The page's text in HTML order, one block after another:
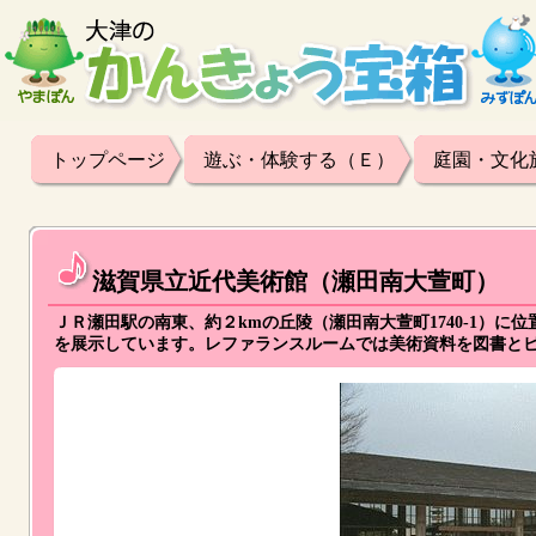
トップページ 遊ぶ・体験する（Ｅ） 庭園・文化
滋賀県立近代美術館（瀬田南大萱町）
ＪＲ瀬田駅の南東、約２kmの丘陵（瀬田南大萱町1740-1）に
を展示しています。レファランスルームでは美術資料を図書と